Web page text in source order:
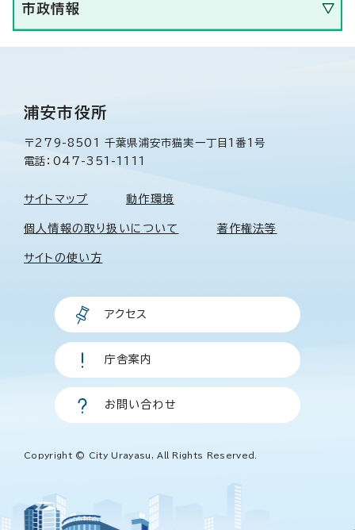
市政情報
浦安市役所
〒279-8501 千葉県浦安市猫実一丁目1番1号
電話：047-351-1111
サイトマップ 動作環境
個人情報の取り扱いについて 著作権法等
サイトの使い方
アクセス
庁舎案内
お問い合わせ
Copyright © City Urayasu, All Rights Reserved.